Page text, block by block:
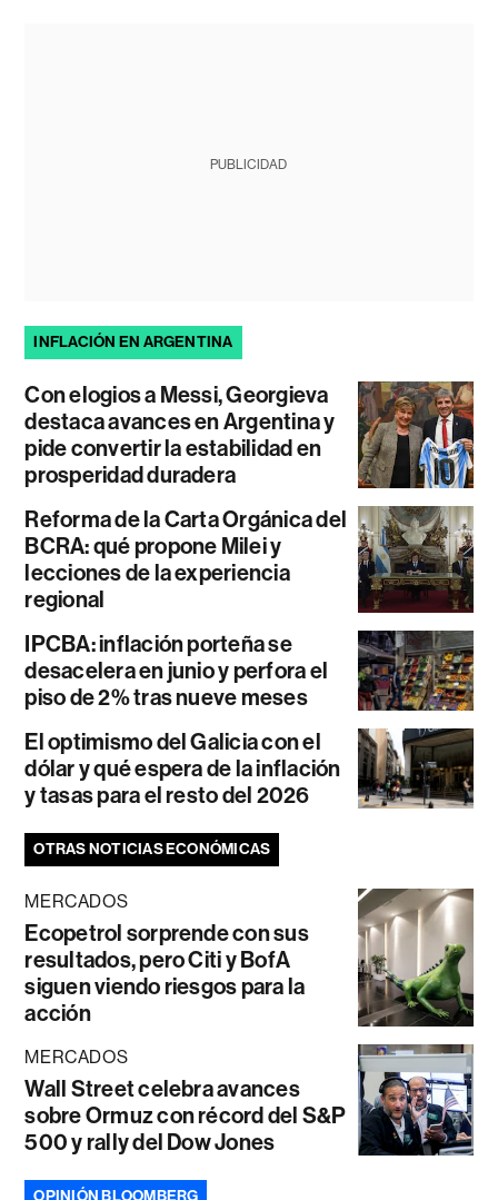
PUBLICIDAD
INFLACIÓN EN ARGENTINA
Con elogios a Messi, Georgieva
destaca avances en Argentina y
pide convertir la estabilidad en
prosperidad duradera
Reforma de la Carta Orgánica del
BCRA: qué propone Milei y
lecciones de la experiencia
regional
IPCBA: inflación porteña se
desacelera en junio y perfora el
piso de 2% tras nueve meses
El optimismo del Galicia con el
dólar y qué espera de la inflación
y tasas para el resto del 2026
OTRAS NOTICIAS ECONÓMICAS
MERCADOS
Ecopetrol sorprende con sus
resultados, pero Citi y BofA
siguen viendo riesgos para la
acción
MERCADOS
Wall Street celebra avances
sobre Ormuz con récord del S&P
500 y rally del Dow Jones
OPINIÓN BLOOMBERG